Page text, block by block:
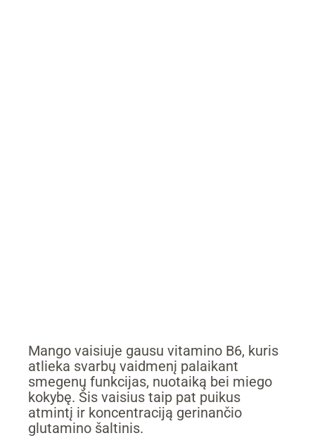
Mango vaisiuje gausu vitamino B6, kuris
atlieka svarbų vaidmenį palaikant
smegenų funkcijas, nuotaiką bei miego
kokybę. Šis vaisius taip pat puikus
atmintį ir koncentraciją gerinančio
glutamino šaltinis.